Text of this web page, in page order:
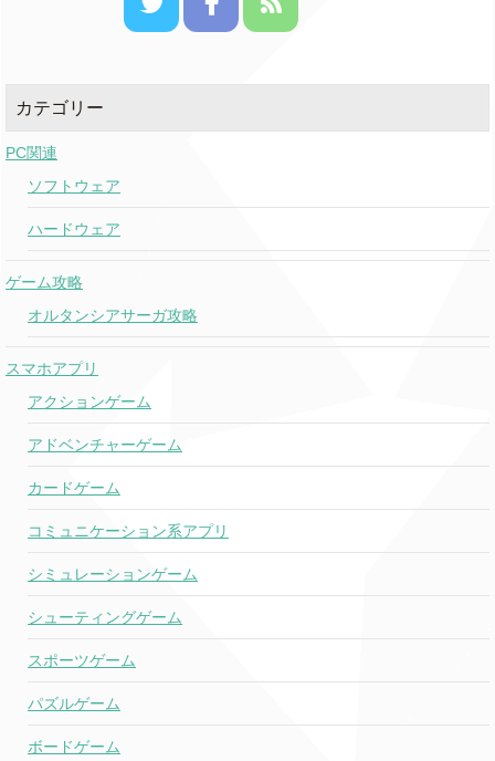
カテゴリー
PC関連
ソフトウェア
ハードウェア
ゲーム攻略
オルタンシアサーガ攻略
スマホアプリ
アクションゲーム
アドベンチャーゲーム
カードゲーム
コミュニケーション系アプリ
シミュレーションゲーム
シューティングゲーム
スポーツゲーム
パズルゲーム
ボードゲーム